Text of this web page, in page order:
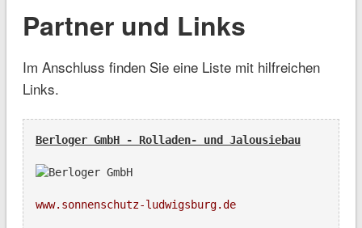
Partner und Links
Im Anschluss finden Sie eine Liste mit hilfreichen
Links.
Berloger GmbH - Rolladen- und Jalousiebau
www.sonnenschutz-ludwigsburg.de